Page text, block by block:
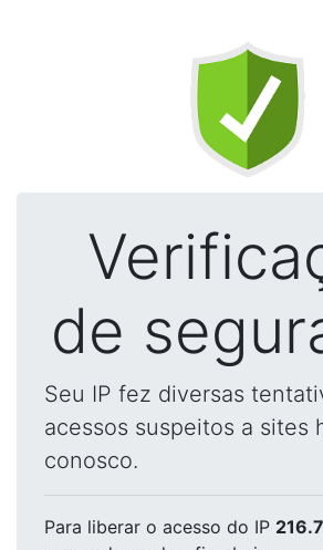
de
Seu IP fez diversas
acessos suspeitos a sites
conosco.
Para liberar o acesso do IP